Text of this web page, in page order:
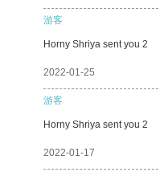
游客
Horny Shriya sent you 2
2022-01-25
游客
Horny Shriya sent you 2
2022-01-17